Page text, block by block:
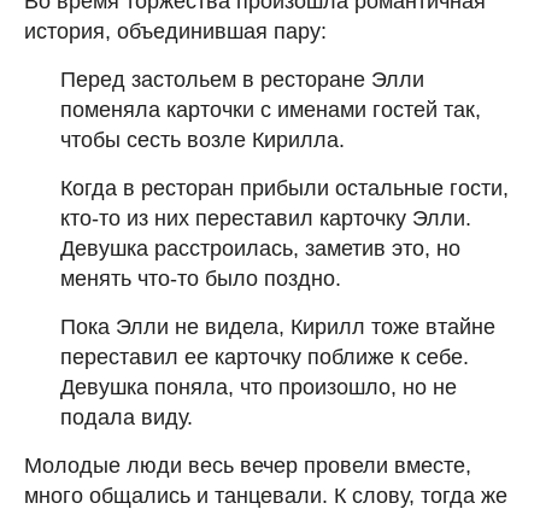
история, объединившая пару:
Перед застольем в ресторане Элли
поменяла карточки с именами гостей так,
чтобы сесть возле Кирилла.
Когда в ресторан прибыли остальные гости,
кто-то из них переставил карточку Элли.
Девушка расстроилась, заметив это, но
менять что-то было поздно.
Пока Элли не видела, Кирилл тоже втайне
переставил ее карточку поближе к себе.
Девушка поняла, что произошло, но не
подала виду.
Молодые люди весь вечер провели вместе,
много общались и танцевали. К слову, тогда же